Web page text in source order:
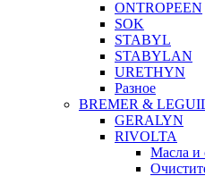
ONTROPEEN
SOK
STABYL
STABYLAN
URETHYN
Разное
BREMER &
GERALYN
RIVOLTA
Масла и